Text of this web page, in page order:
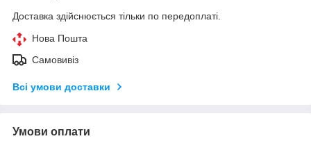
Доставка здійснюється тільки по передоплаті.
Нова Пошта
Самовивіз
Всі умови доставки
Умови оплати